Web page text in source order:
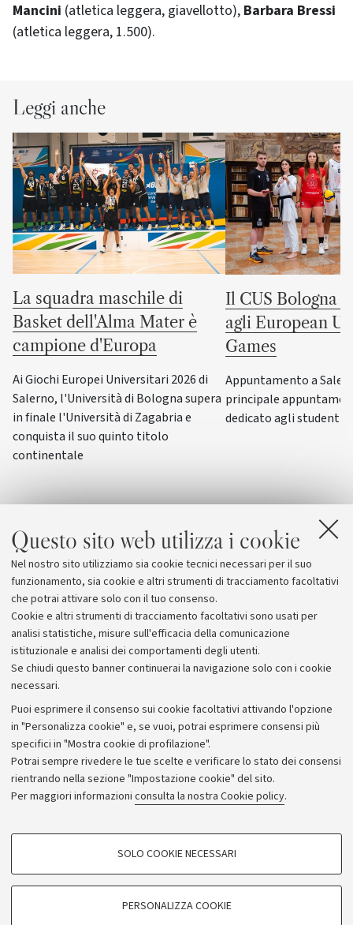
Questo sito web utilizza i cookie
Nel nostro sito utilizziamo sia cookie tecnici necessari per il suo
funzionamento, sia cookie e altri strumenti di tracciamento facoltativi
che potrai attivare solo con il tuo consenso.
Cookie e altri strumenti di tracciamento facoltativi sono usati per
analisi statistiche, misure sull'efficacia della comunicazione
istituzionale e analisi dei comportamenti degli utenti.
Se chiudi questo banner continuerai la navigazione solo con i cookie
necessari.
Puoi esprimere il consenso sui cookie facoltativi attivando l'opzione
in "Personalizza cookie" e, se vuoi, potrai esprimere consensi più
specifici in "Mostra cookie di profilazione".
Potrai sempre rivedere le tue scelte e verificare lo stato dei consensi
rientrando nella sezione "Impostazione cookie" del sito.
Per maggiori informazioni consulta la nostra Cookie policy.
COOKIE DI PROFILAZIONE - FACOLTATIVI
SOLO COOKIE NECESSARI
PERSONALIZZA COOKIE
Mancini (atletica leggera, giavellotto), Barbara Bressi
(atletica leggera, 1.500).
Leggi anche
La squadra maschile di
Basket dell'Alma Mater è
campione d'Europa
Ai Giochi Europei Universitari 2026 di
Salerno, l'Università di Bologna supera
in finale l'Università di Zagabria e
conquista il suo quinto titolo
continentale
Il CUS Bologna
agli European
Games
Appuntamento a
principale
dedicato agli
Archivio
Comunicati stampa
Redazione
Rassegna stampa
© Copyright 2026 - ALMA MATER STUDIORUM - Università di